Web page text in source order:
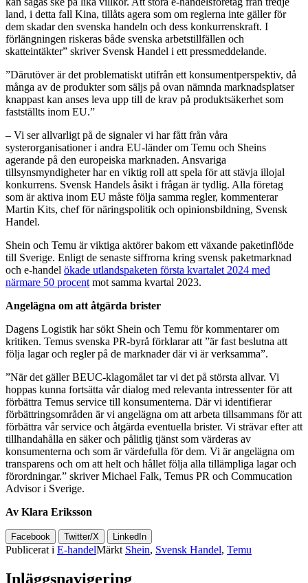
land, i detta fall Kina, tillåts agera som om reglerna inte gäller för
dem skadar den svenska handeln och dess konkurrenskraft. I
förlängningen riskeras både svenska arbetstillfällen och
skatteintäkter” skriver Svensk Handel i ett pressmeddelande.
”Därutöver är det problematiskt utifrån ett konsumentperspektiv, då
många av de produkter som säljs på ovan nämnda marknadsplatser
knappast kan anses leva upp till de krav på produktsäkerhet som
fastställts inom EU.”
– Vi ser allvarligt på de signaler vi har fått från våra
systerorganisationer i andra EU-länder om Temu och Sheins
agerande på den europeiska marknaden. Ansvariga
tillsynsmyndigheter har en viktig roll att spela för att stävja illojal
konkurrens. Svensk Handels åsikt i frågan är tydlig. Alla företag
som är aktiva inom EU måste följa samma regler, kommenterar
Martin Kits, chef för näringspolitik och opinionsbildning, Svensk
Handel.
Shein och Temu är viktiga aktörer bakom ett växande paketinflöde
till Sverige. Enligt de senaste siffrorna kring svensk paketmarknad
och e-handel ökade utlandspaketen första kvartalet 2024 med
närmare 50 procent mot samma kvartal 2023.
Angelägna om att åtgärda brister
Dagens Logistik har sökt Shein och Temu för kommentarer om
kritiken. Temus svenska PR-byrå förklarar att ”är fast beslutna att
följa lagar och regler på de marknader där vi är verksamma”.
”När det gäller BEUC-klagomålet tar vi det på största allvar. Vi
hoppas kunna fortsätta vår dialog med relevanta intressenter för att
förbättra Temus service till konsumenterna. Där vi identifierar
förbättringsområden är vi angelägna om att arbeta tillsammans för att
förbättra vår service och åtgärda eventuella brister. Vi strävar efter att
tillhandahålla en säker och pålitlig tjänst som värderas av
konsumenterna och som är värdefulla för dem. Vi är angelägna om
transparens och om att helt och hållet följa alla tillämpliga lagar och
förordningar.” skriver Michael Falk, Temus PR och Commucation
Advisor i Sverige.
Av Klara Eriksson
Facebook Twitter/X LinkedIn
Publicerat i E-handelMärkt Shein, Svensk Handel, Temu
Inläggsnavigering